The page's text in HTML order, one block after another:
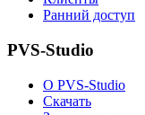
Ранний доступ
PVS-Studio
О PVS-Studio
Скачать